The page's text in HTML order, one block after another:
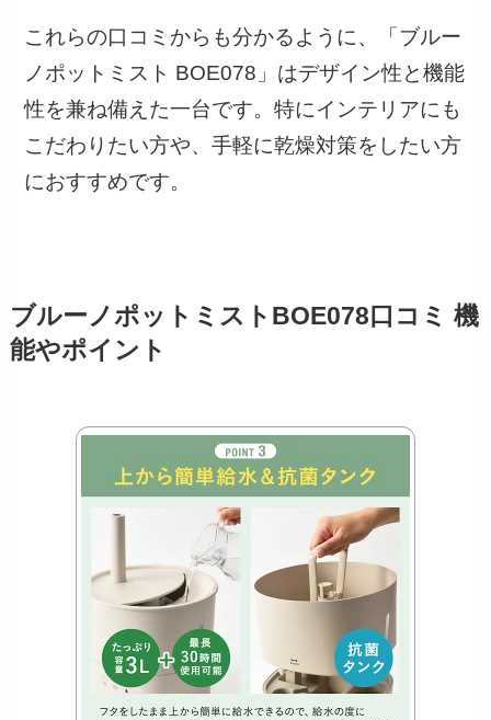
これらの口コミからも分かるように、「ブルー
ノポットミスト BOE078」はデザイン性と機能
性を兼ね備えた一台です。特にインテリアにも
こだわりたい方や、手軽に乾燥対策をしたい方
におすすめです。
ブルーノポットミストBOE078口コミ 機
能やポイント